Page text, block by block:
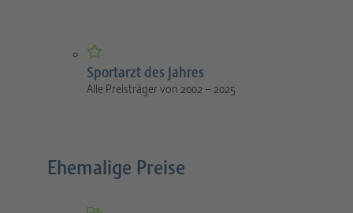
Sportarzt des Jahres
Alle Preisträger von 2002 – 2025
Ehemalige Preise